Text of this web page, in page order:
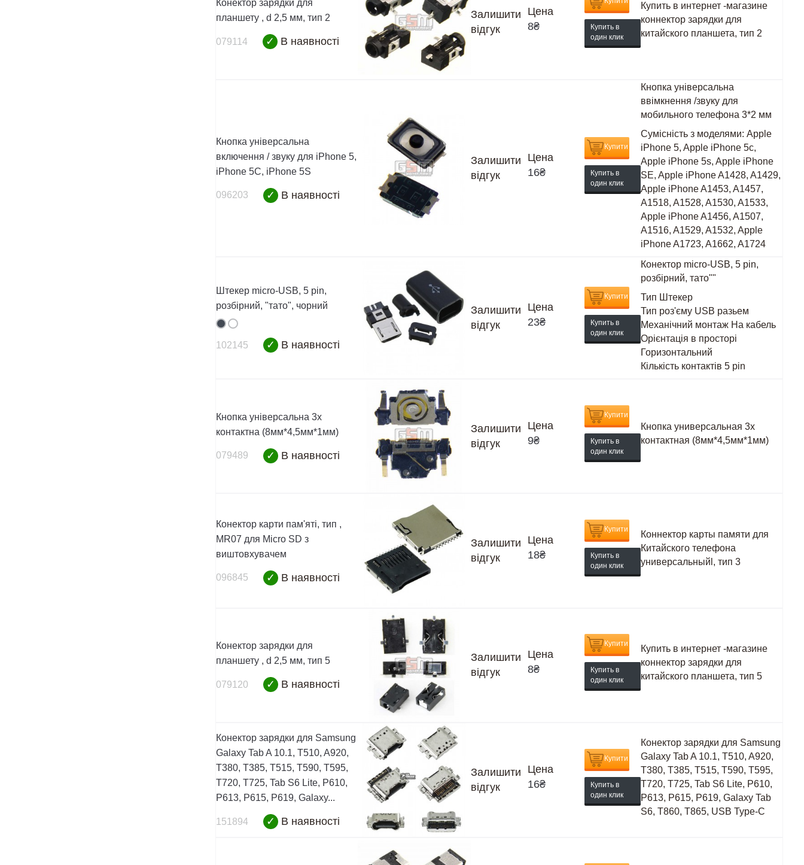
Конектор зарядки для
планшету , d 2,5 мм, тип 2
079114 ✓ В наявності
Залишити
відгук
Цена
8₴
Купить в
один клик
Купить в интернет -магазине
коннектор зарядки для
китайского планшета, тип 2
Кнопка універсальна
включення / звуку для iPhone 5,
iPhone 5C, iPhone 5S
096203 ✓ В наявності
Залишити
відгук
Цена
16₴
Купити
Купить в
один клик
Кнопка універсальна
ввімкнення /звуку для
мобильного телефона 3*2 мм
Сумісність з моделями: Apple
iPhone 5, Apple iPhone 5c,
Apple iPhone 5s, Apple iPhone
SE, Apple iPhone A1428, A1429,
Apple iPhone A1453, A1457,
A1518, A1528, A1530, A1533,
Apple iPhone A1456, A1507,
A1516, A1529, A1532, Apple
iPhone A1723, A1662, A1724
Штекер micro-USB, 5 pin,
розбірний, "тато", чорний
102145 ✓ В наявності
Залишити
відгук
Цена
23₴
Купити
Купить в
один клик
Конектор micro-USB, 5 pin,
розбірний, тато""
Тип Штекер
Тип роз'єму USB разьем
Механічний монтаж На кабель
Орієнтація в просторі
Горизонтальний
Кількість контактів 5 pin
Кнопка універсальна 3х
контактна (8мм*4,5мм*1мм)
079489 ✓ В наявності
Залишити
відгук
Цена
9₴
Купити
Купить в
один клик
Кнопка универсальная 3х
контактная (8мм*4,5мм*1мм)
Конектор карти пам'яті, тип ,
MR07 для Micro SD з
виштовхувачем
096845 ✓ В наявності
Залишити
відгук
Цена
18₴
Купити
Купить в
один клик
Коннектор карты памяти для
Китайского телефона
универсальныйl, тип 3
Конектор зарядки для
планшету , d 2,5 мм, тип 5
079120 ✓ В наявності
Залишити
відгук
Цена
8₴
Купити
Купить в
один клик
Купить в интернет -магазине
коннектор зарядки для
китайского планшета, тип 5
Конектор зарядки для Samsung
Galaxy Tab A 10.1, T510, A920,
T380, T385, T515, T590, T595,
T720, T725, Tab S6 Lite, P610,
P613, P615, P619, Galaxy...
151894 ✓ В наявності
Залишити
відгук
Цена
16₴
Купити
Купить в
один клик
Конектор зарядки для Samsung
Galaxy Tab A 10.1, T510, A920,
T380, T385, T515, T590, T595,
T720, T725, Tab S6 Lite, P610,
P613, P615, P619, Galaxy Tab
S6, T860, T865, USB Type-C